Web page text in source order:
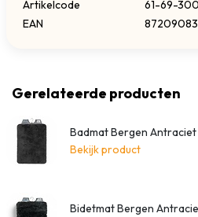
Artikelcode
61-69-
EAN
Gerelateerde producten
Badmat Bergen
Bekijk product
Bidetmat Bergen